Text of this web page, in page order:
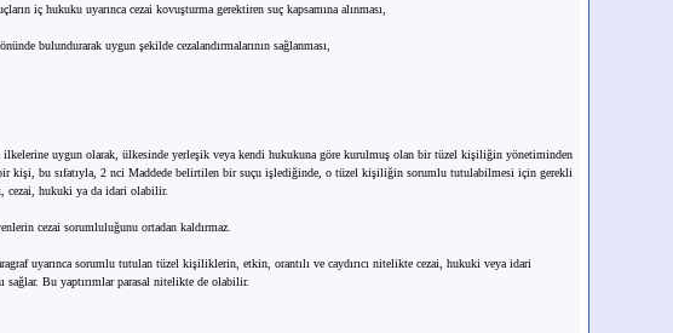
iç hukuku uyarınca cezai kovuşturma gerektiren suç kapsamına alınması,
bulundurarak uygun şekilde cezalandırmalarının sağlanması,
ilkelerine uygun olarak, ülkesinde yerleşik veya kendi hukukuna göre kurulmuş olan bir tüzel kişiliğin yönetiminden
kişi, bu sıfatıyla, 2 nci Maddede belirtilen bir suçu işlediğinde, o tüzel kişiliğin sorumlu tutulabilmesi için gerekli
cezai, hukuki ya da idari olabilir.
cezai sorumluluğunu ortadan kaldırmaz.
uyarınca sorumlu tutulan tüzel kişiliklerin, etkin, orantılı ve caydırıcı nitelikte cezai, hukuki veya idari
sağlar. Bu yaptırımlar parasal nitelikte de olabilir.